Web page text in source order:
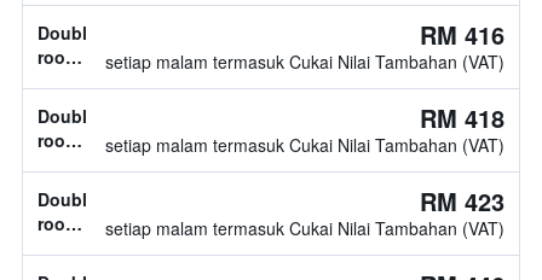
katil
tidak
diketahui
Double
room,
katil
tidak
diketahui
RM 416
setiap malam termasuk Cukai Nilai Tambahan (VAT)
Double
room,
katil
tidak
diketahui
RM 418
setiap malam termasuk Cukai Nilai Tambahan (VAT)
Double
room,
katil
RM 423
setiap malam termasuk Cukai Nilai Tambahan (VAT)